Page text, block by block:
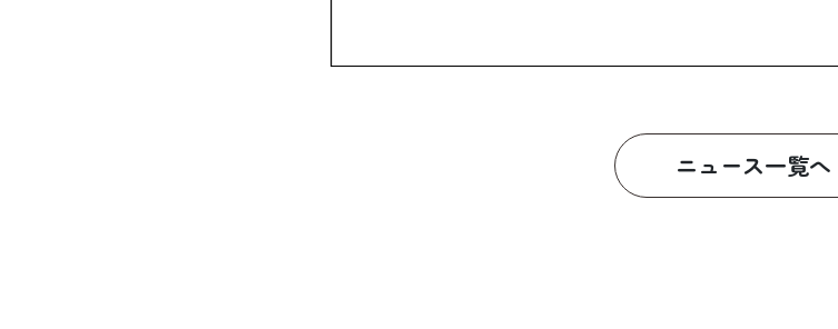
ニュース一覧へ